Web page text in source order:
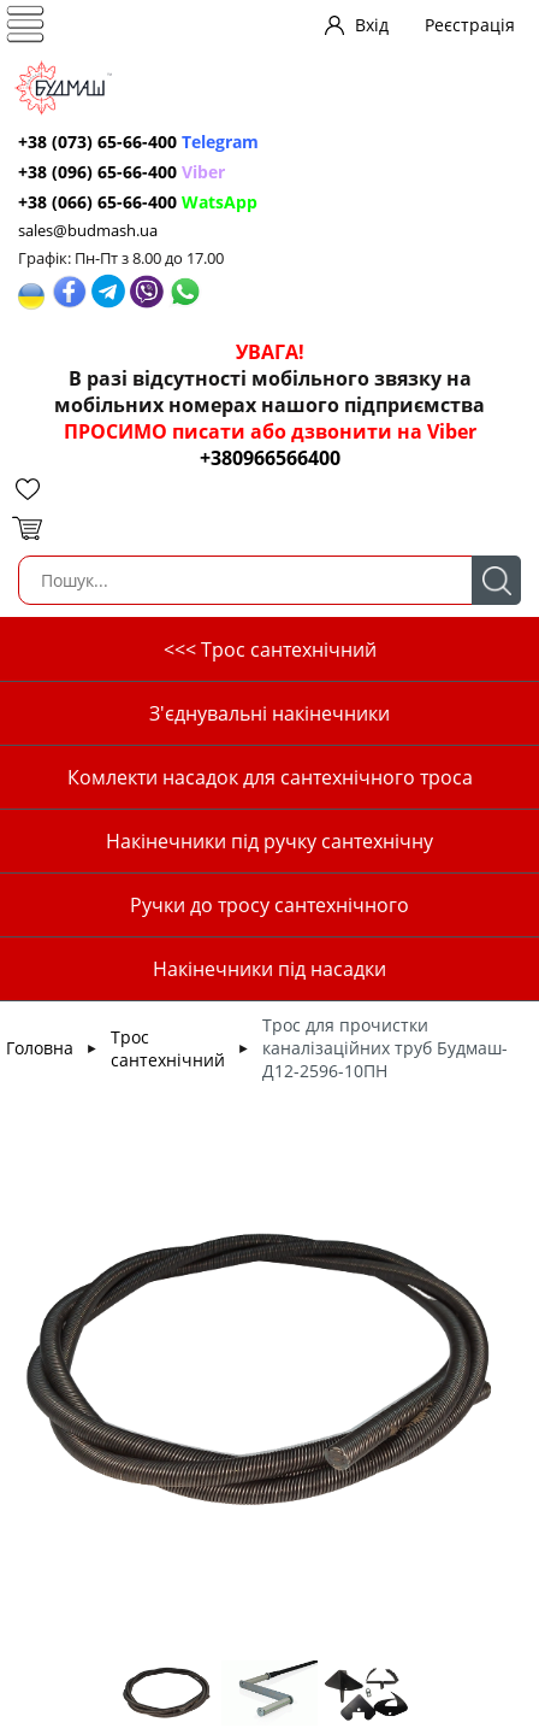
Вхід Реєстрація
+38 (073) 65-66-400 Telegram
+38 (096) 65-66-400 Viber
+38 (066) 65-66-400 WatsApp
sales@budmash.ua
Графік: Пн-Пт з 8.00 до 17.00
УВАГА!
В разі відсутності мобільного звязку на
мобільних номерах нашого підприємства
ПРОСИМО писати або дзвонити на Viber
+380966566400
<<< Трос сантехнічний
З'єднувальні накінечники
Комлекти насадок для сантехнічного троса
Накінечники під ручку сантехнічну
Ручки до тросу сантехнічного
Накінечники під насадки
Головна ►
Трос
сантехнічний
►
Трос для прочистки
каналізаційних труб Будмаш-
Д12-2596-10ПН